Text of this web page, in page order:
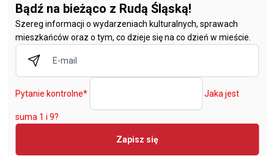
Bądź na bieżąco z Rudą Śląską!
Szereg informacji o wydarzeniach kulturalnych, sprawach
mieszkańców oraz o tym, co dzieje się na co dzień w mieście.
Pytanie kontrolne* Jaka jest
suma 1 i 9?
Zapisz się